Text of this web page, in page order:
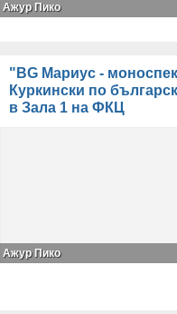
Ажур Пико
"BG Мариус -
Куркински по
в Зала 1 на ФКЦ
Ажур Пико